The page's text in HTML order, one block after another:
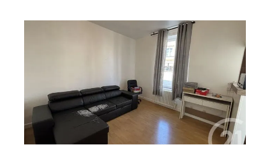
Appartement Studio à louer
275 €
par mois charges comprises
Visiter le site dédié